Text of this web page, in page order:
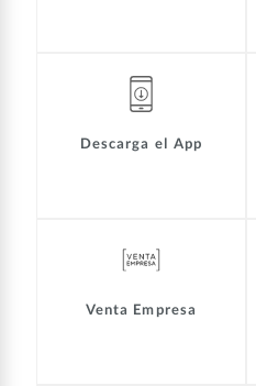
Descarga el App
Venta Empresa